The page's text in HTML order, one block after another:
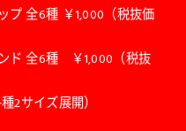
プ 全6種 ￥1,000（税抜価
ド 全6種 ￥1,000（税抜
種2サイズ展開）